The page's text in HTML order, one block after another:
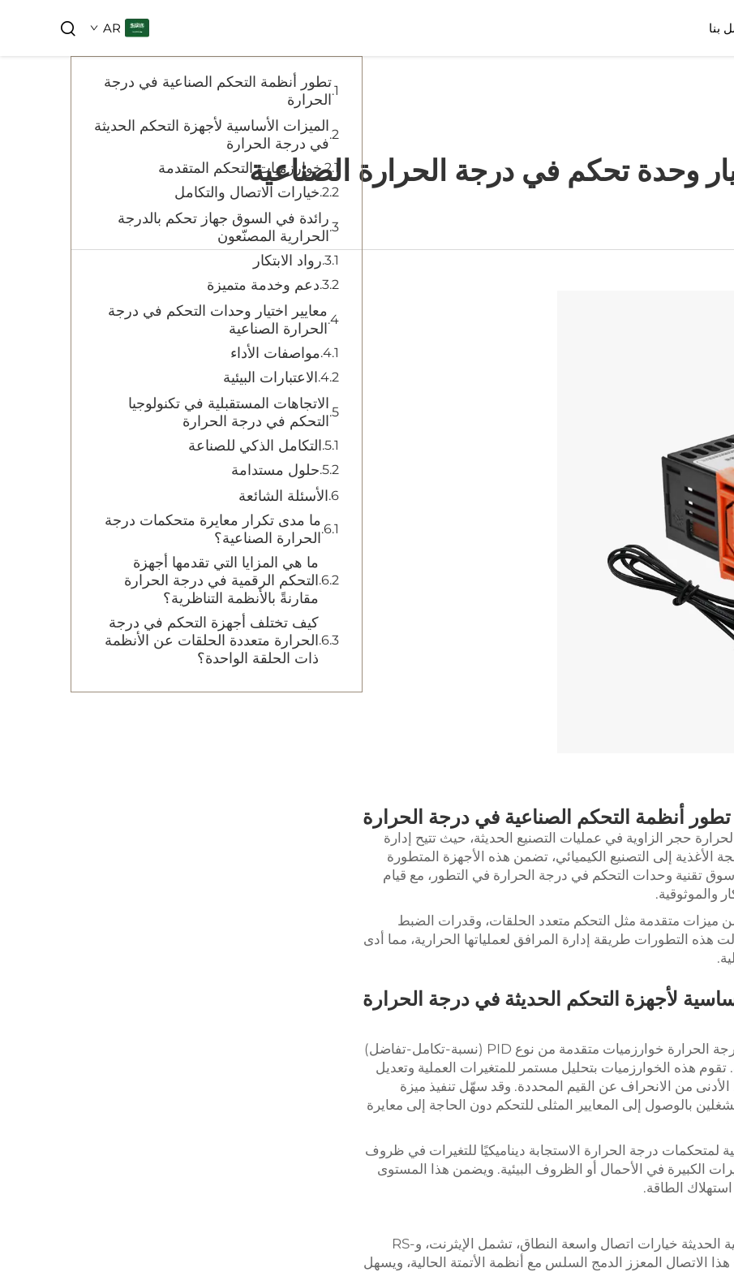
بنا AR
وحدة تحكم في درجة الحرارة الصناعية
تطور أنظمة التحكم الصناعية في درجة الحرارة
حجر الزاوية في عمليات التصنيع الحديثة، حيث تتيح إدارة
الأغذية إلى التصنيع الكيميائي، تضمن هذه الأجهزة المتطورة
تقنية وحدات التحكم في درجة الحرارة في التطور، مع قيام
والموثوقية.
ميزات متقدمة مثل التحكم متعدد الحلقات، وقدرات الضبط
هذه التطورات طريقة إدارة المرافق لعملياتها الحرارية، مما أدى
لأجهزة التحكم الحديثة في درجة الحرارة
تستخدم أنظمة أجهزة التحكم الحديثة في درجة الحرارة خوارزميات متقدمة من نوع PID (نسبة-تكامل-تفاضل)
هذه الخوارزميات بتحليل مستمر للمتغيرات العملية وتعديل
من الانحراف عن القيم المحددة. وقد سهّل تنفيذ ميزة
بالوصول إلى المعايير المثلى للتحكم دون الحاجة إلى معايرة
لمتحكمات درجة الحرارة الاستجابة ديناميكيًا للتغيرات في ظروف
الكبيرة في الأحمال أو الظروف البيئية. ويضمن هذا المستوى
الطاقة.
تقدم حلول متحكمات درجة الحرارة الصناعية الحديثة خيارات اتصال واسعة النطاق، تشمل الإيثرنت، وRS-
هذا الاتصال المعزز الدمج السلس مع أنظمة الأتمتة الحالية، ويسهل
تطور أنظمة التحكم الصناعية في درجة
الحرارة
الميزات الأساسية لأجهزة التحكم الحديثة
في درجة الحرارة
خوارزميات التحكم المتقدمة
خيارات الاتصال والتكامل
رائدة في السوق جهاز تحكم بالدرجة
الحرارية المصنّعون
رواد الابتكار
دعم وخدمة متميزة
معايير اختيار وحدات التحكم في درجة
الحرارة الصناعية
مواصفات الأداء
الاعتبارات البيئية
الاتجاهات المستقبلية في تكنولوجيا
التحكم في درجة الحرارة
التكامل الذكي للصناعة
حلول مستدامة
الأسئلة الشائعة
ما مدى تكرار معايرة متحكمات درجة
الحرارة الصناعية؟
ما هي المزايا التي تقدمها أجهزة
التحكم الرقمية في درجة الحرارة
مقارنةً بالأنظمة التناظرية؟
كيف تختلف أجهزة التحكم في درجة
الحرارة متعددة الحلقات عن الأنظمة
ذات الحلقة الواحدة؟